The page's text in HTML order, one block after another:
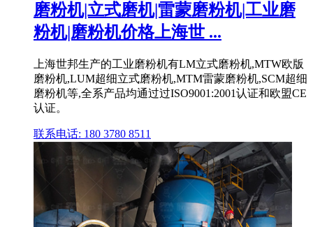
磨粉机|立式磨机|雷蒙磨粉机|工业磨
粉机|磨粉机价格上海世 ...
上海世邦生产的工业磨粉机有LM立式磨粉机,MTW欧版
磨粉机,LUM超细立式磨粉机,MTM雷蒙磨粉机,SCM超细
磨粉机等,全系产品均通过过ISO9001:2001认证和欧盟CE
认证。
联系电话: 180 3780 8511